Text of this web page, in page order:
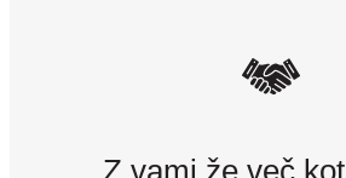
Z vami že več kot